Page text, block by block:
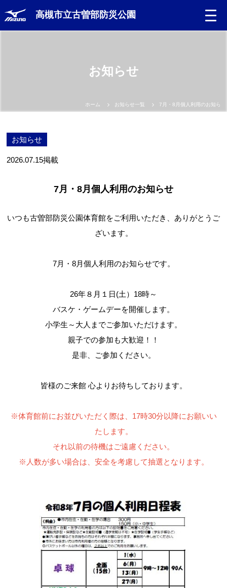
高槻市立古曽部防災公園
高槻市スポーツ施設情報システム(オーパス)
お知らせ
ホーム お知らせ一覧 7月・8月個人利用のお知らせ
お知らせ
2026.07.15掲載
7月・8月個人利用のお知らせ
いつも古曽部防災公園体育館をご利用いただき、ありがとうご
ざいます。
7月・8月個人利用のお知らせです。
26年８月１日(土）18時～
バスケ・ゲームデーを開催します。
小学生～大人までご参加いただけます。
親子での参加も大歓迎！！
是非、ご参加ください。
皆様のご来館 心よりお待ちしております。
※体育館前にお並びいただく際は、17時30分以降にお願いい
たします。
それ以前の待機はご遠慮ください。
※人数が多い場合は、安全を考慮して抽選となります。